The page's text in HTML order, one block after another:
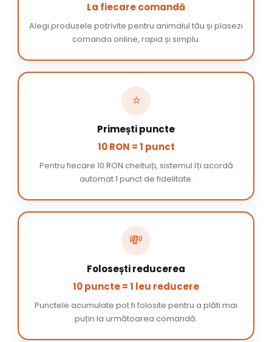
La fiecare comandă
Alegi produsele potrivite pentru animalul tău și plasezi
comanda online, rapid și simplu.
⭐
Primești puncte
10 RON = 1 punct
Pentru fiecare 10 RON cheltuiți, sistemul îți acordă
automat 1 punct de fidelitate.
💸
Folosești reducerea
10 puncte = 1 leu reducere
Punctele acumulate pot fi folosite pentru a plăti mai
puțin la următoarea comandă.